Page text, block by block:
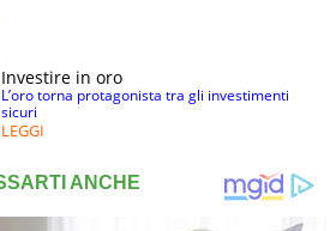
Investire in oro
L’oro torna protagonista tra gli investimenti
sicuri
LEGGI